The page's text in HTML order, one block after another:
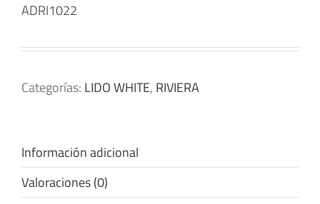
ADRI1022
Categorías: LIDO WHITE, RIVIERA
Información adicional
Valoraciones (0)